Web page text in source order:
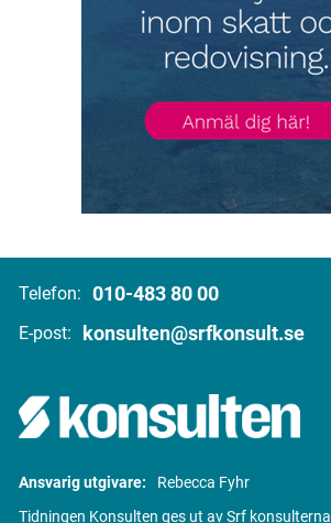
Telefon: 010-483 80 00
E-post: konsulten@srfkonsult.se
Ansvarig utgivare:
Rebecca Fyhr
Tidningen Konsulten ges ut av Srf konsulterna